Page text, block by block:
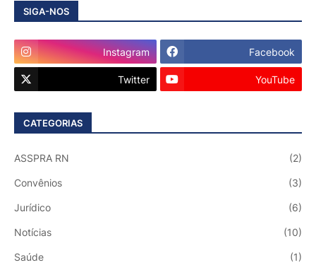
SIGA-NOS
Instagram Facebook
Twitter YouTube
CATEGORIAS
ASSPRA RN (2)
Convênios (3)
Jurídico (6)
Notícias (10)
Saúde (1)